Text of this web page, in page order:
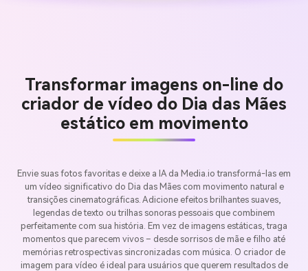
Transformar imagens on-line do
criador de vídeo do Dia das Mães
estático em movimento
Envie suas fotos favoritas e deixe a IA da Media.io transformá-las em
um vídeo significativo do Dia das Mães com movimento natural e
transições cinematográficas. Adicione efeitos brilhantes suaves,
legendas de texto ou trilhas sonoras pessoais que combinem
perfeitamente com sua história. Em vez de imagens estáticas, traga
momentos que parecem vivos – desde sorrisos de mãe e filho até
memórias retrospectivas sincronizadas com música. O criador de
imagem para vídeo é ideal para usuários que querem resultados de